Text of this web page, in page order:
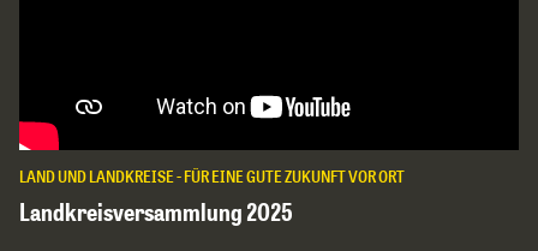
LAND UND LANDKREISE - FÜR EINE GUTE ZUKUNFT VOR ORT
Landkreisversammlung 2025